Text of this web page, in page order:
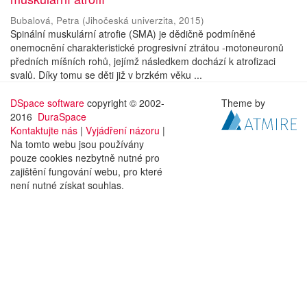
Bubalová, Petra (Jihočeská univerzita, 2015)
Spinální muskulární atrofie (SMA) je dědičně podmíněné
onemocnění charakteristické progresivní ztrátou -motoneuronů
předních míšních rohů, jejímž následkem dochází k atrofizaci
svalů. Díky tomu se děti již v brzkém věku ...
DSpace software copyright © 2002-
2016 DuraSpace
Kontaktujte nás | Vyjádření názoru |
Na tomto webu jsou používány
pouze cookies nezbytně nutné pro
zajištění fungování webu, pro které
není nutné získat souhlas.
Theme by